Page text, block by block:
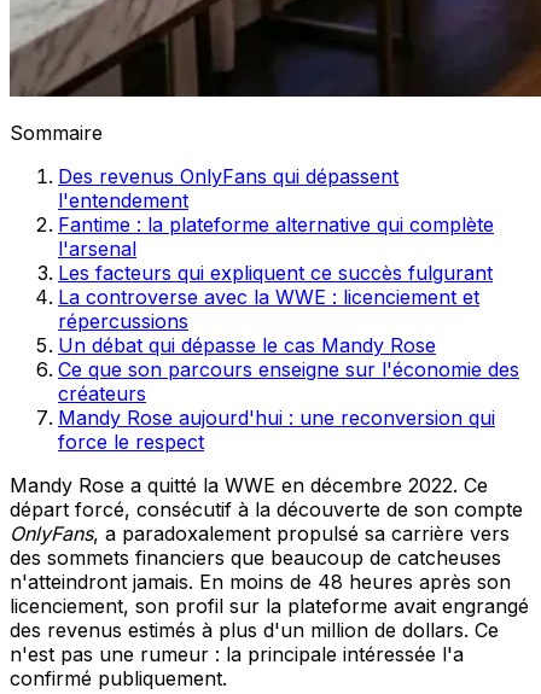
Sommaire
Des revenus OnlyFans qui dépassent
l'entendement
Fantime : la plateforme alternative qui complète
l'arsenal
Les facteurs qui expliquent ce succès fulgurant
La controverse avec la WWE : licenciement et
répercussions
Un débat qui dépasse le cas Mandy Rose
Ce que son parcours enseigne sur l'économie des
créateurs
Mandy Rose aujourd'hui : une reconversion qui
force le respect
Mandy Rose a quitté la WWE en décembre 2022. Ce
départ forcé, consécutif à la découverte de son compte
OnlyFans, a paradoxalement propulsé sa carrière vers
des sommets financiers que beaucoup de catcheuses
n'atteindront jamais. En moins de 48 heures après son
licenciement, son profil sur la plateforme avait engrangé
des revenus estimés à plus d'un million de dollars. Ce
n'est pas une rumeur : la principale intéressée l'a
confirmé publiquement.